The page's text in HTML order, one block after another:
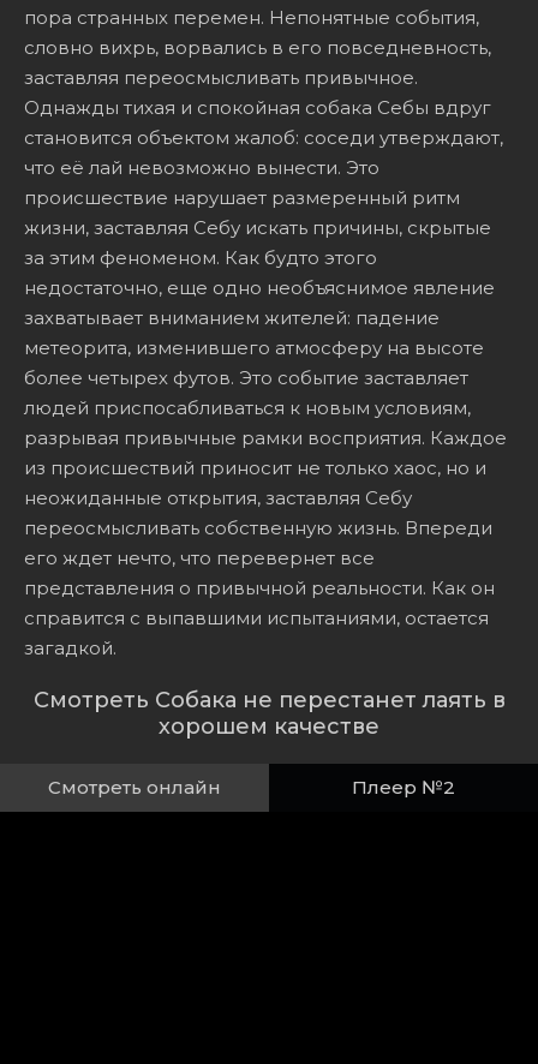
пора странных перемен. Непонятные события,
словно вихрь, ворвались в его повседневность,
заставляя переосмысливать привычное.
Однажды тихая и спокойная собака Себы вдруг
становится объектом жалоб: соседи утверждают,
что её лай невозможно вынести. Это
происшествие нарушает размеренный ритм
жизни, заставляя Себу искать причины, скрытые
за этим феноменом. Как будто этого
недостаточно, еще одно необъяснимое явление
захватывает вниманием жителей: падение
метеорита, изменившего атмосферу на высоте
более четырех футов. Это событие заставляет
людей приспосабливаться к новым условиям,
разрывая привычные рамки восприятия. Каждое
из происшествий приносит не только хаос, но и
неожиданные открытия, заставляя Себу
переосмысливать собственную жизнь. Впереди
его ждет нечто, что перевернет все
представления о привычной реальности. Как он
справится с выпавшими испытаниями, остается
загадкой.
Смотреть Собака не перестанет лаять в
хорошем качестве
Смотреть онлайн Плеер №2